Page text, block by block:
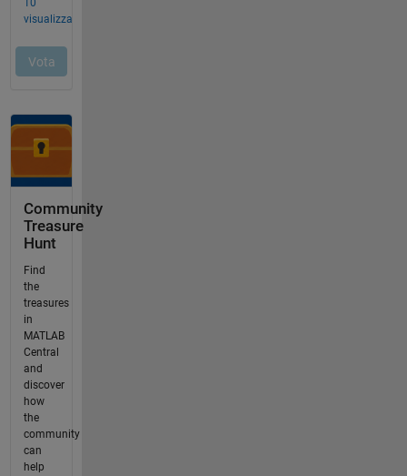
Community
Treasure
Hunt
Find
the
treasures
in
MATLAB
Central
and
discover
how
the
community
can
help